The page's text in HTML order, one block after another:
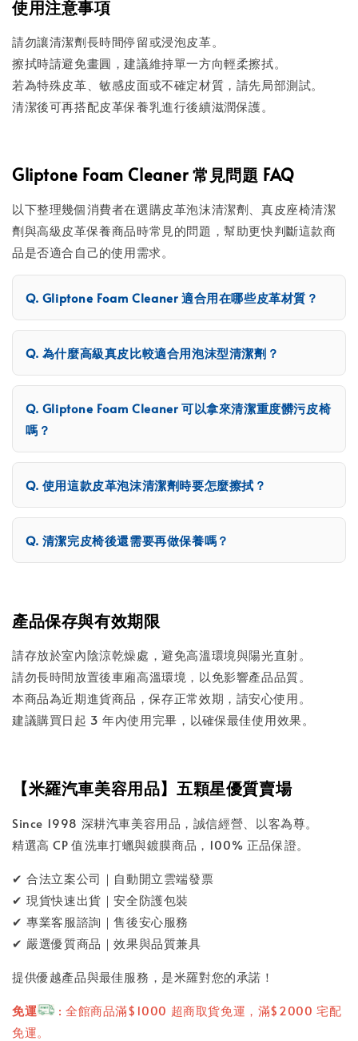
使用注意事項
請勿讓清潔劑長時間停留或浸泡皮革。
擦拭時請避免畫圓，建議維持單一方向輕柔擦拭。
若為特殊皮革、敏感皮面或不確定材質，請先局部測試。
清潔後可再搭配皮革保養乳進行後續滋潤保護。
Gliptone Foam Cleaner 常見問題 FAQ
以下整理幾個消費者在選購皮革泡沫清潔劑、真皮座椅清潔
劑與高級皮革保養商品時常見的問題，幫助更快判斷這款商
品是否適合自己的使用需求。
Gliptone Foam Cleaner 適合用在哪些皮革材質？
為什麼高級真皮比較適合用泡沫型清潔劑？
Gliptone Foam Cleaner 可以拿來清潔重度髒污皮椅
嗎？
使用這款皮革泡沫清潔劑時要怎麼擦拭？
清潔完皮椅後還需要再做保養嗎？
產品保存與有效期限
請存放於室內陰涼乾燥處，避免高溫環境與陽光直射。
請勿長時間放置後車廂高溫環境，以免影響產品品質。
本商品為近期進貨商品，保存正常效期，請安心使用。
建議購買日起 3 年內使用完畢，以確保最佳使用效果。
【米羅汽車美容用品】五顆星優質賣場
Since 1998 深耕汽車美容用品，誠信經營、以客為尊。
精選高 CP 值洗車打蠟與鍍膜商品，100% 正品保證。
✔ 合法立案公司｜自動開立雲端發票
✔ 現貨快速出貨｜安全防護包裝
✔ 專業客服諮詢｜售後安心服務
✔ 嚴選優質商品｜效果與品質兼具
提供優越產品與最佳服務，是米羅對您的承諾！
免運
: 全館商品滿$1000 超商取貨免運，滿$2000 宅配
免運。